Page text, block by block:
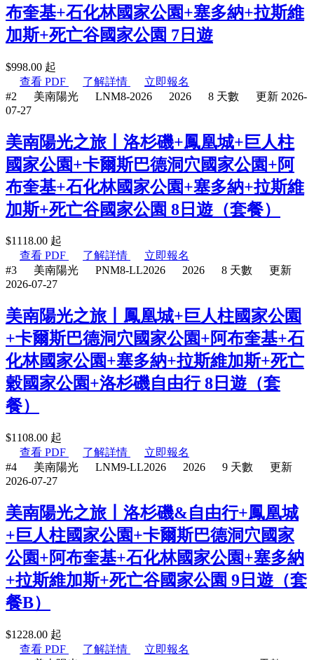
布奎基+石化林國家公園+塞多納+拉斯維
加斯+死亡谷國家公園 7日遊
$998.00 起
查看 PDF
了解詳情
立即報名
#2
美南陽光 LNM8-2026 2026 8 天數
更新 2026-
07-27
美南陽光之旅丨洛杉磯+鳳凰城+巨人柱
國家公園+卡爾斯巴德洞穴國家公園+阿
布奎基+石化林國家公園+塞多納+拉斯維
加斯+死亡谷國家公園 8日遊（套餐）
$1118.00 起
查看 PDF
了解詳情
立即報名
#3
美南陽光 PNM8-LL2026 2026 8 天數
更新
2026-07-27
美南陽光之旅丨鳳凰城+巨人柱國家公園
+卡爾斯巴德洞穴國家公園+阿布奎基+石
化林國家公園+塞多納+拉斯維加斯+死亡
穀國家公園+洛杉磯自由行 8日遊（套
餐）
$1108.00 起
查看 PDF
了解詳情
立即報名
#4
美南陽光 LNM9-LL2026 2026 9 天數
更新
2026-07-27
美南陽光之旅丨洛杉磯&自由行+鳳凰城
+巨人柱國家公園+卡爾斯巴德洞穴國家
公園+阿布奎基+石化林國家公園+塞多納
+拉斯維加斯+死亡谷國家公園 9日遊（套
餐B）
$1228.00 起
查看 PDF
了解詳情
立即報名